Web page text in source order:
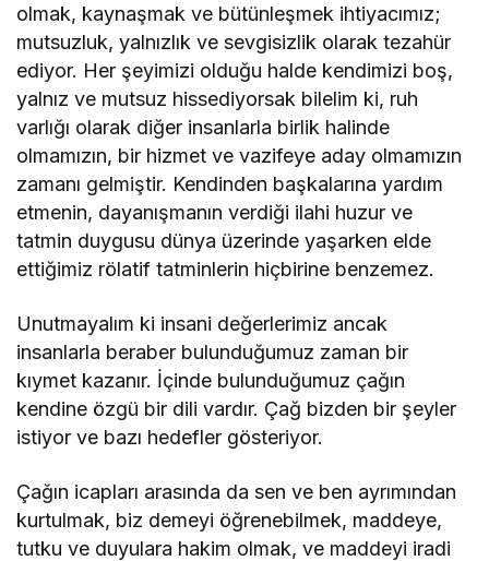
olmak, kaynaşmak ve bütünleşmek ihtiyacımız;
mutsuzluk, yalnızlık ve sevgisizlik olarak tezahür
ediyor. Her şeyimizi olduğu halde kendimizi boş,
yalnız ve mutsuz hissediyorsak bilelim ki, ruh
varlığı olarak diğer insanlarla birlik halinde
olmamızın, bir hizmet ve vazifeye aday olmamızın
zamanı gelmiştir. Kendinden başkalarına yardım
etmenin, dayanışmanın verdiği ilahi huzur ve
tatmin duygusu dünya üzerinde yaşarken elde
ettiğimiz rölatif tatminlerin hiçbirine benzemez.
Unutmayalım ki insani değerlerimiz ancak
insanlarla beraber bulunduğumuz zaman bir
kıymet kazanır. İçinde bulunduğumuz çağın
kendine özgü bir dili vardır. Çağ bizden bir şeyler
istiyor ve bazı hedefler gösteriyor.
Çağın icapları arasında da sen ve ben ayrımından
kurtulmak, biz demeyi öğrenebilmek, maddeye,
tutku ve duyulara hakim olmak, ve maddeyi iradi